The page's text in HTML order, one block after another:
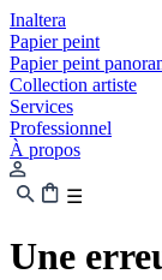
Inaltera
Papier peint
Papier peint
Collection artiste
Services
Professionnel
À propos
☰
Une